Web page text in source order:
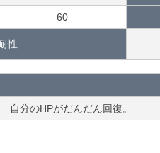
60
性
自分のHPがだんだん回復。